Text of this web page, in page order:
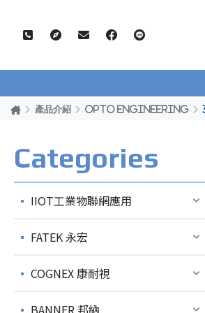
產品介紹 OPTO ENGINEERING
Categories
IIOT工業物聯網應用
FATEK 永宏
COGNEX 康耐視
BANNER 邦納